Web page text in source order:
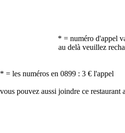
* = numéro d'appel
au delà veuillez
* = les numéros en 0899 : 3 € l'appel
vous pouvez aussi joindre ce restaurant